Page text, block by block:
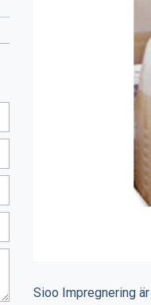
Sioo Impregnering